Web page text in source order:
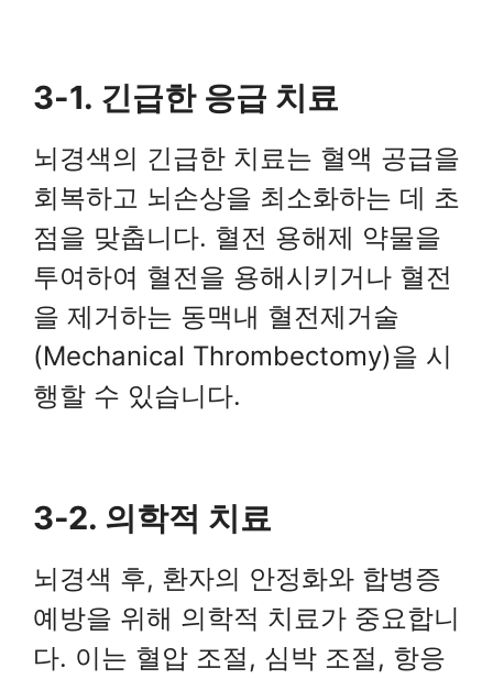
3-1. 긴급한 응급 치료
뇌경색의 긴급한 치료는 혈액 공급을
회복하고 뇌손상을 최소화하는 데 초
점을 맞춥니다. 혈전 용해제 약물을
투여하여 혈전을 용해시키거나 혈전
을 제거하는 동맥내 혈전제거술
(Mechanical Thrombectomy)을 시
행할 수 있습니다.
3-2. 의학적 치료
뇌경색 후, 환자의 안정화와 합병증
예방을 위해 의학적 치료가 중요합니
다. 이는 혈압 조절, 심박 조절, 항응